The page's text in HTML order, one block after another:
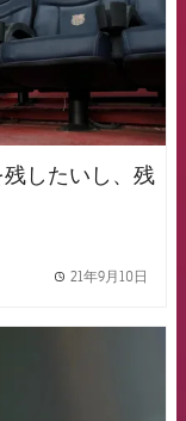
したいし、残
21年9月10日
badge